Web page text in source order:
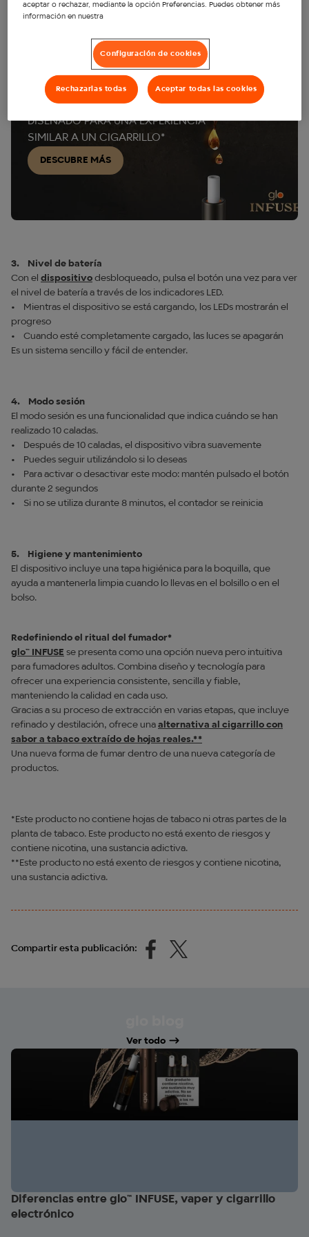
LED se encenderán de abajo arriba y el dispositivo vibrará.
glo™ INFUSE
DISEÑADO PARA UNA EXPERIENCIA
SIMILAR A UN CIGARRILLO*
DESCUBRE MÁS
3. Nivel de batería
Con el dispositivo desbloqueado, pulsa el botón una vez para ver
el nivel de batería a través de los indicadores LED.
• Mientras el dispositivo se está cargando, los LEDs mostrarán el
progreso
• Cuando esté completamente cargado, las luces se apagarán
Es un sistema sencillo y fácil de entender.
4. Modo sesión
El modo sesión es una funcionalidad que indica cuándo se han
realizado 10 caladas.
• Después de 10 caladas, el dispositivo vibra suavemente
• Puedes seguir utilizándolo si lo deseas
• Para activar o desactivar este modo: mantén pulsado el botón
durante 2 segundos
• Si no se utiliza durante 8 minutos, el contador se reinicia
5. Higiene y mantenimiento
El dispositivo incluye una tapa higiénica para la boquilla, que
ayuda a mantenerla limpia cuando lo llevas en el bolsillo o en el
bolso.
Redefiniendo el ritual del fumador*
glo™ INFUSE se presenta como una opción nueva pero intuitiva
para fumadores adultos. Combina diseño y tecnología para
ofrecer una experiencia consistente, sencilla y fiable,
manteniendo la calidad en cada uso.
Gracias a su proceso de extracción en varias etapas, que incluye
refinado y destilación, ofrece una alternativa al cigarrillo con
sabor a tabaco extraído de hojas reales.**
Una nueva forma de fumar dentro de una nueva categoría de
productos.
*Este producto no contiene hojas de tabaco ni otras partes de la
planta de tabaco. Este producto no está exento de riesgos y
contiene nicotina, una sustancia adictiva.
**Este producto no está exento de riesgos y contiene nicotina,
una sustancia adictiva.
Compartir esta publicación:
Ver todo
Diferencias entre glo™ INFUSE, vaper y cigarrillo
electrónico
aceptar o rechazar, mediante la opción Preferencias. Puedes obtener más
información en nuestra
Configuración de cookies
Rechazarlas todas Aceptar todas las cookies